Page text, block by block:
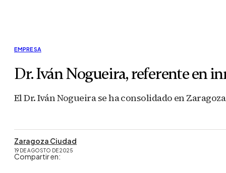
EMPRESA
Dr. Iván Nogueira, referente en
El Dr. Iván Nogueira se ha consolidado en
Zaragoza Ciudad
19 DE AGOSTO DE 2025
Compartir en: